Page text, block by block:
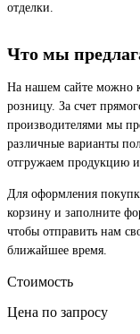
отделки.
Что мы
На нашем сайте можно
розницу. За счет
производителями мы
различные варианты
отгружаем продукцию
Для оформления
корзину и заполните
чтобы отправить нам
ближайшее время.
Стоимость
Цена по запросу